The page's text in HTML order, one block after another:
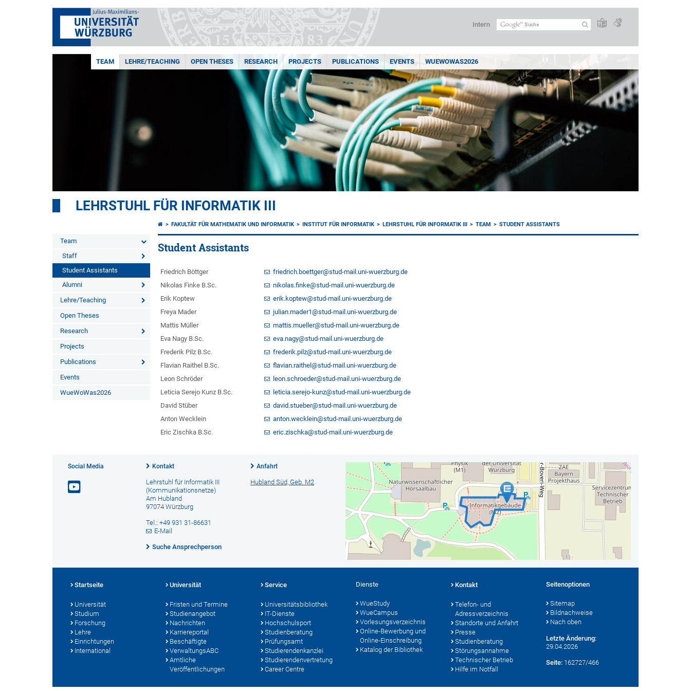
Intern
TEAM LEHRE/TEACHING OPEN THESES RESEARCH PROJECTS PUBLICATIONS EVENTS WUEWOWAS2026
LEHRSTUHL FÜR INFORMATIK III
Team
Staff
Student Assistants
Alumni
Lehre/Teaching
Open Theses
Research
Projects
Publications
Events
WueWoWas2026
FAKULTÄT FÜR MATHEMATIK UND INFORMATIK INSTITUT FÜR INFORMATIK LEHRSTUHL FÜR INFORMATIK III TEAM STUDENT ASSISTANTS
Student Assistants
Friedrich Böttger
friedrich.boettger@stud-mail.uni-wuerzburg.de
Nikolas Finke B.Sc.
nikolas.finke@stud-mail.uni-wuerzburg.de
Erik Koptew
erik.koptew@stud-mail.uni-wuerzburg.de
Freya Mader
julian.mader1@stud-mail.uni-wuerzburg.de
Mattis Müller
mattis.mueller@stud-mail.uni-wuerzburg.de
Eva Nagy B.Sc.
eva.nagy@stud-mail.uni-wuerzburg.de
Frederik Pilz B.Sc.
frederik.pilz@stud-mail.uni-wuerzburg.de
Flavian Raithel B.Sc.
flavian.raithel@stud-mail.uni-wuerzburg.de
Leon Schröder
leon.schroeder@stud-mail.uni-wuerzburg.de
Leticia Serejo Kunz B.Sc.
leticia.serejo-kunz@stud-mail.uni-wuerzburg.de
David Stüber
david.stueber@stud-mail.uni-wuerzburg.de
Anton Wecklein
anton.wecklein@stud-mail.uni-wuerzburg.de
Eric Zischka B.Sc.
eric.zischka@stud-mail.uni-wuerzburg.de
Social Media Kontakt
Lehrstuhl für Informatik III
(Kommunikationsnetze)
Am Hubland
97074 Würzburg
Tel.: +49 931 31-86631
E-Mail
Suche Ansprechperson
Anfahrt
Hubland Süd, Geb. M2
Startseite
Universität
Studium
Forschung
Lehre
Einrichtungen
International
Universität
Fristen und Termine
Studienangebot
Nachrichten
Karriereportal
Beschäftigte
VerwaltungsABC
Amtliche
Veröffentlichungen
Service
Universitätsbibliothek
IT-Dienste
Hochschulsport
Studienberatung
Prüfungsamt
Studierendenkanzlei
Studierendenvertretung
Career Centre
Dienste
WueStudy
WueCampus
Vorlesungsverzeichnis
Online-Bewerbung und
Online-Einschreibung
Katalog der Bibliothek
Kontakt
Telefon- und
Adressverzeichnis
Standorte und Anfahrt
Presse
Studienberatung
Störungsannahme
Technischer Betrieb
Hilfe im Notfall
Seitenoptionen
Sitemap
Bildnachweise
Nach oben
Letzte Änderung:
29.04.2026
Seite: 162727/466